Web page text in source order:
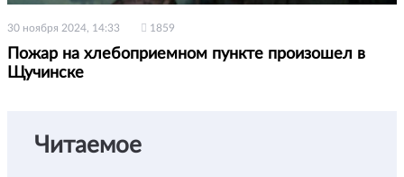
30 ноября 2024, 14:33 1859
Пожар на хлебоприемном пункте произошел в
Щучинске
Читаемое